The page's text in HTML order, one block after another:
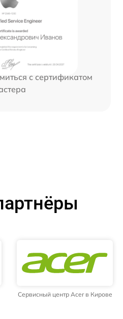
с сертификатом
Сервисный центр Acer в Кирове